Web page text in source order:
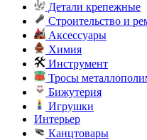
Детали крепежные
Строительство и
Аксессуары
Химия
Инструмент
Тросы
Бижутерия
Игрушки
Интерьер
Канцтовары